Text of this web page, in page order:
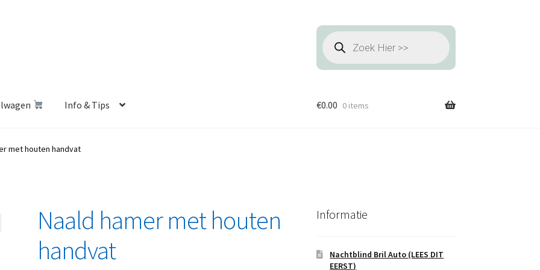
Producten
zoeken
Info & Tips
Shop Betalen en Verzenden
€0.00 0 items
met houten handvat
Naald hamer met houten
handvat
Informatie
Nachtblind Bril Auto (LEES DIT
EERST)